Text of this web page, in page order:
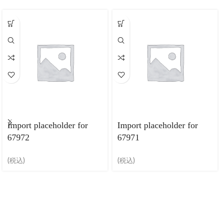
Import placeholder for
67972
(税込)
Import placeholder for
67971
(税込)